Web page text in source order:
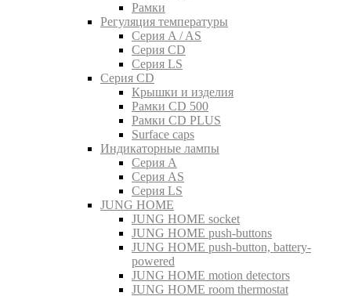
Рамки
Регуляция температуры
Серия A / AS
Серия CD
Серия LS
Серия CD
Крышки и изделия
Рамки CD 500
Рамки CD PLUS
Surface caps
Индикаторные лампы
Серия A
Серия AS
Серия LS
JUNG HOME
JUNG HOME socket
JUNG HOME push-buttons
JUNG HOME push-button, battery-
powered
JUNG HOME motion detectors
JUNG HOME room thermostat